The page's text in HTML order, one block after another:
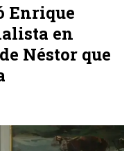
Enrique
en
Néstor que